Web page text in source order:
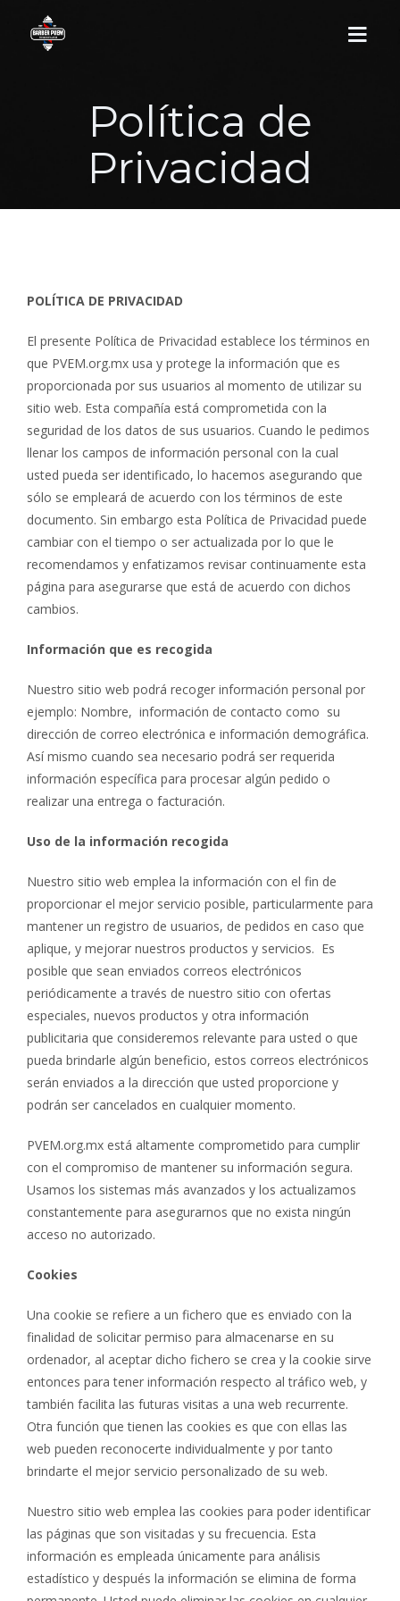
PORTADA
SERVICIOS
Política de
Privacidad
POLÍTICA DE PRIVACIDAD
El presente Política de Privacidad establece los términos en
que PVEM.org.mx usa y protege la información que es
proporcionada por sus usuarios al momento de utilizar su
sitio web. Esta compañía está comprometida con la
seguridad de los datos de sus usuarios. Cuando le pedimos
llenar los campos de información personal con la cual
usted pueda ser identificado, lo hacemos asegurando que
sólo se empleará de acuerdo con los términos de este
documento. Sin embargo esta Política de Privacidad puede
cambiar con el tiempo o ser actualizada por lo que le
recomendamos y enfatizamos revisar continuamente esta
página para asegurarse que está de acuerdo con dichos
cambios.
Información que es recogida
Nuestro sitio web podrá recoger información personal por
ejemplo: Nombre, información de contacto como su
dirección de correo electrónica e información demográfica.
Así mismo cuando sea necesario podrá ser requerida
información específica para procesar algún pedido o
realizar una entrega o facturación.
Uso de la información recogida
Nuestro sitio web emplea la información con el fin de
proporcionar el mejor servicio posible, particularmente para
mantener un registro de usuarios, de pedidos en caso que
aplique, y mejorar nuestros productos y servicios. Es
posible que sean enviados correos electrónicos
periódicamente a través de nuestro sitio con ofertas
especiales, nuevos productos y otra información
publicitaria que consideremos relevante para usted o que
pueda brindarle algún beneficio, estos correos electrónicos
serán enviados a la dirección que usted proporcione y
podrán ser cancelados en cualquier momento.
PVEM.org.mx está altamente comprometido para cumplir
con el compromiso de mantener su información segura.
Usamos los sistemas más avanzados y los actualizamos
constantemente para asegurarnos que no exista ningún
acceso no autorizado.
Cookies
Una cookie se refiere a un fichero que es enviado con la
finalidad de solicitar permiso para almacenarse en su
ordenador, al aceptar dicho fichero se crea y la cookie sirve
entonces para tener información respecto al tráfico web, y
también facilita las futuras visitas a una web recurrente.
Otra función que tienen las cookies es que con ellas las
web pueden reconocerte individualmente y por tanto
brindarte el mejor servicio personalizado de su web.
Nuestro sitio web emplea las cookies para poder identificar
las páginas que son visitadas y su frecuencia. Esta
información es empleada únicamente para análisis
estadístico y después la información se elimina de forma